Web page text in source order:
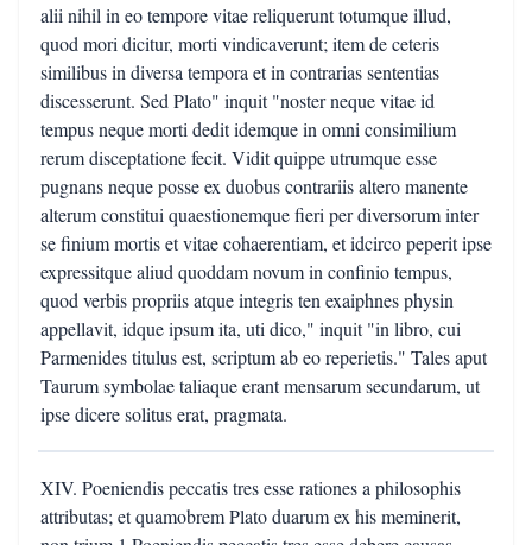
alii nihil in eo tempore vitae reliquerunt totumque illud,
quod mori dicitur, morti vindicaverunt; item de ceteris
similibus in diversa tempora et in contrarias sententias
discesserunt. Sed Plato" inquit "noster neque vitae id
tempus neque morti dedit idemque in omni consimilium
rerum disceptatione fecit. Vidit quippe utrumque esse
pugnans neque posse ex duobus contrariis altero manente
alterum constitui quaestionemque fieri per diversorum inter
se finium mortis et vitae cohaerentiam, et idcirco peperit ipse
expressitque aliud quoddam novum in confinio tempus,
quod verbis propriis atque integris ten exaiphnes physin
appellavit, idque ipsum ita, uti dico," inquit "in libro, cui
Parmenides titulus est, scriptum ab eo reperietis." Tales aput
Taurum symbolae taliaque erant mensarum secundarum, ut
ipse dicere solitus erat, pragmata.
XIV. Poeniendis peccatis tres esse rationes a philosophis
attributas; et quamobrem Plato duarum ex his meminerit,